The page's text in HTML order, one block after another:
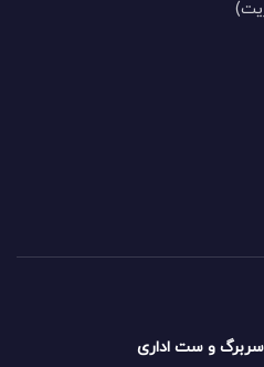
و ست اداری